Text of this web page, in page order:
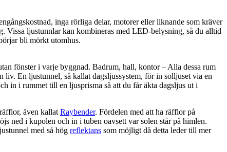
inga rörliga delar, motorer eller liknande som kräver
Vissa ljustunnlar kan kombineras med LED-belysning, så du alltid
bli mörkt utomhus.
fönster i varje byggnad. Badrum, hall, kontor – Alla dessa rum
liv. En ljustunnel, så kallat dagsljussystem, för in solljuset via en
in i rummet till en ljusprisma så att du får äkta dagsljus ut i
även kallatRaybender. Fördelen med att ha räfflor på
ned i kupolen och in i tuben oavsett var solen står på himlen.
med så hög reflektans som möjligt då detta leder till mer